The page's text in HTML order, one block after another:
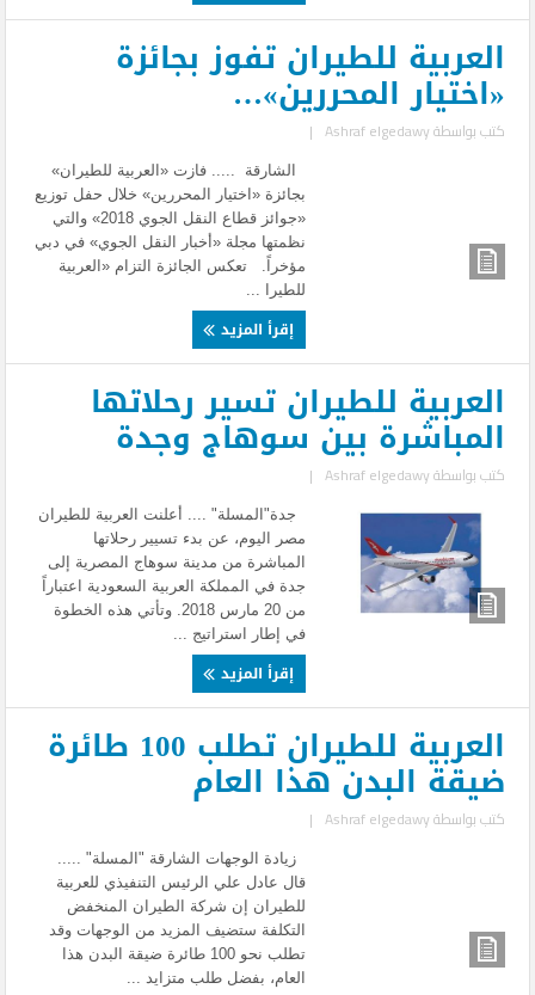
العربية للطيران تفوز بجائزة
«اختيار المحررين»…
كتب بواسطةAshraf elgedawy
|
الشارقة ..... فازت «العربية للطيران»
بجائزة «اختيار المحررين» خلال حفل توزيع
«جوائز قطاع النقل الجوي 2018» والتي
نظمتها مجلة «أخبار النقل الجوي» في دبي
مؤخراً. تعكس الجائزة التزام «العربية
للطيرا ...
إقرأ المزيد
العربية للطيران تسير رحلاتها
المباشرة بين سوهاج وجدة
كتب بواسطةAshraf elgedawy
|
جدة"المسلة" .... أعلنت العربية للطيران
مصر اليوم، عن بدء تسيير رحلاتها
المباشرة من مدينة سوهاج المصرية إلى
جدة في المملكة العربية السعودية اعتباراً
من 20 مارس 2018. وتأتي هذه الخطوة
في إطار استراتيج ...
إقرأ المزيد
العربية للطيران تطلب 100 طائرة
ضيقة البدن هذا العام
كتب بواسطةAshraf elgedawy
|
زيادة الوجهات الشارقة "المسلة" .....
قال عادل علي الرئيس التنفيذي للعربية
للطيران إن شركة الطيران المنخفض
التكلفة ستضيف المزيد من الوجهات وقد
تطلب نحو 100 طائرة ضيقة البدن هذا
العام، بفضل طلب متزايد ...